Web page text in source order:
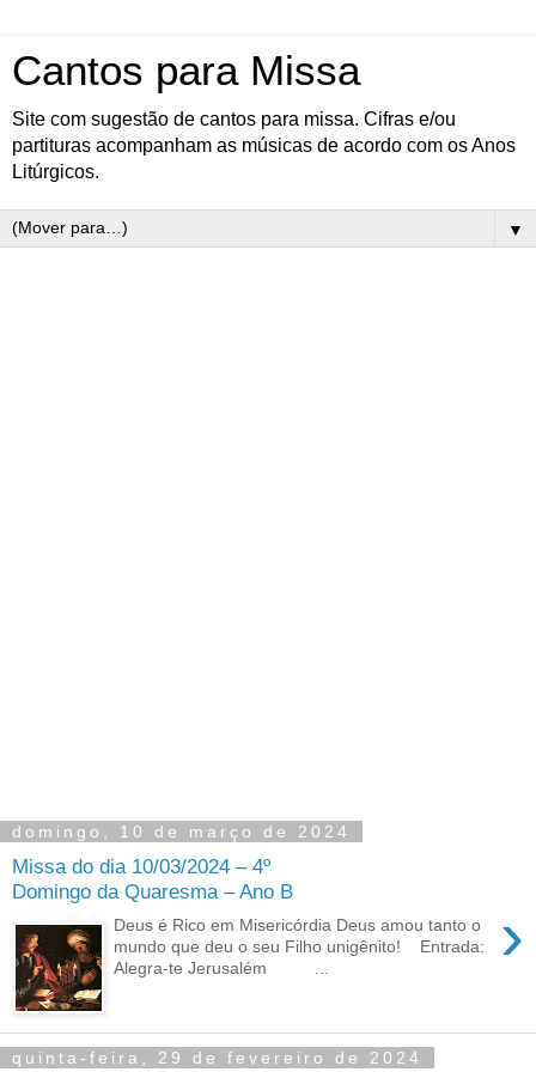
Cantos para Missa
Site com sugestão de cantos para missa. Cifras e/ou
partituras acompanham as músicas de acordo com os Anos
Litúrgicos.
▼
domingo, 10 de março de 2024
Missa do dia 10/03/2024 – 4º
Domingo da Quaresma – Ano B
›
Deus é Rico em Misericórdia Deus amou tanto o
mundo que deu o seu Filho unigênito! Entrada:
Alegra-te Jerusalém ...
quinta-feira, 29 de fevereiro de 2024